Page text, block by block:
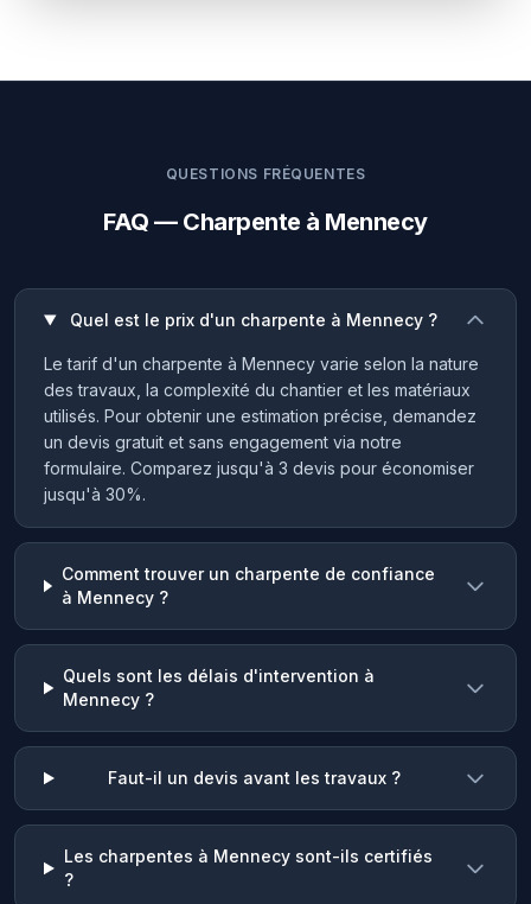
QUESTIONS FRÉQUENTES
FAQ — Charpente à Mennecy
Quel est le prix d'un charpente à Mennecy ?
Le tarif d'un charpente à Mennecy varie selon la nature
des travaux, la complexité du chantier et les matériaux
utilisés. Pour obtenir une estimation précise, demandez
un devis gratuit et sans engagement via notre
formulaire. Comparez jusqu'à 3 devis pour économiser
jusqu'à 30%.
Comment trouver un charpente de confiance
à Mennecy ?
Quels sont les délais d'intervention à
Mennecy ?
Faut-il un devis avant les travaux ?
Les charpentes à Mennecy sont-ils certifiés
?